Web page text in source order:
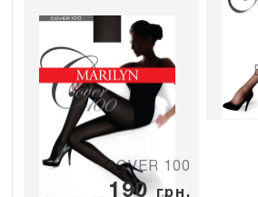
COVER 100
190 грн.